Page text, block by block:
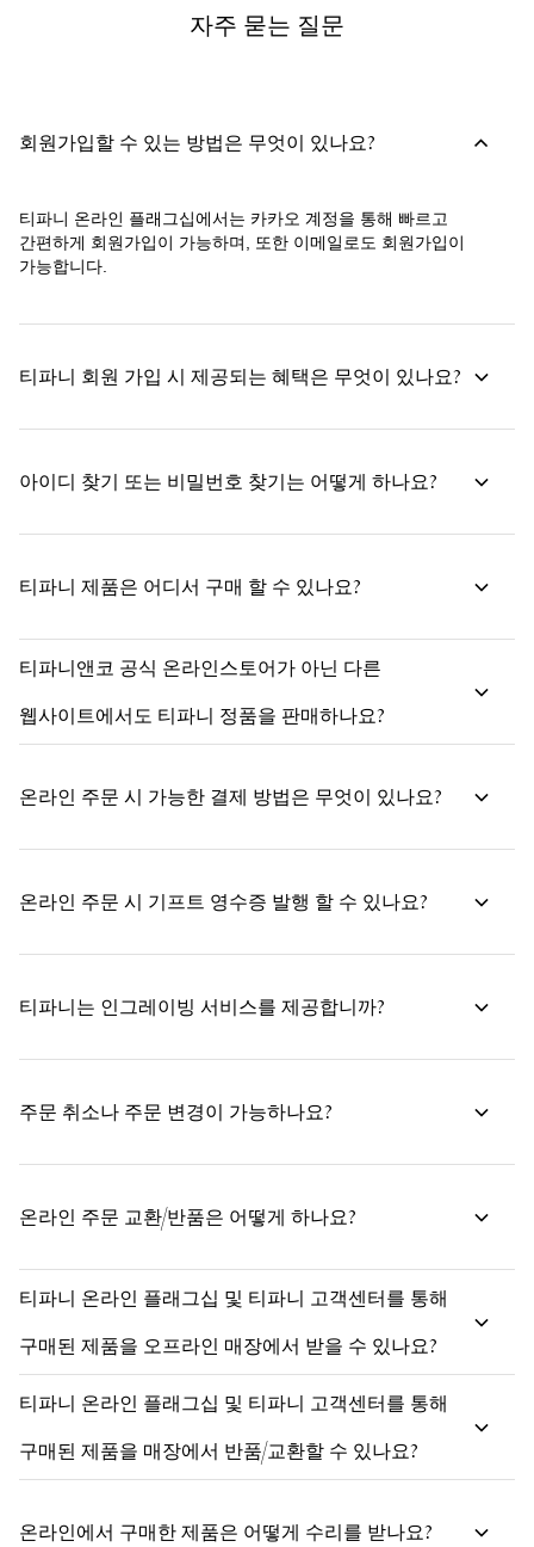
자주 묻는 질문
회원가입할 수 있는 방법은 무엇이 있나요?
티파니 온라인 플래그십에서는 카카오 계정을 통해 빠르고
간편하게 회원가입이 가능하며, 또한 이메일로도 회원가입이
가능합니다.
티파니 회원 가입 시 제공되는 혜택은 무엇이 있나요?
아이디 찾기 또는 비밀번호 찾기는 어떻게 하나요?
티파니 제품은 어디서 구매 할 수 있나요?
티파니앤코 공식 온라인스토어가 아닌 다른
웹사이트에서도 티파니 정품을 판매하나요?
온라인 주문 시 가능한 결제 방법은 무엇이 있나요?
온라인 주문 시 기프트 영수증 발행 할 수 있나요?
티파니는 인그레이빙 서비스를 제공합니까?
주문 취소나 주문 변경이 가능하나요?
온라인 주문 교환/반품은 어떻게 하나요?
티파니 온라인 플래그십 및 티파니 고객센터를 통해
구매된 제품을 오프라인 매장에서 받을 수 있나요?
티파니 온라인 플래그십 및 티파니 고객센터를 통해
구매된 제품을 매장에서 반품/교환할 수 있나요?
온라인에서 구매한 제품은 어떻게 수리를 받나요?